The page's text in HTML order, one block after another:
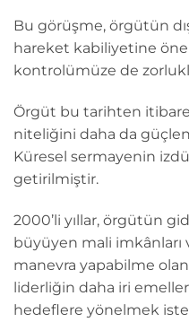
Bu görüşme, örgütün
hareket kabiliyetine
kontrolümüze de
Örgüt bu tarihten
niteliğini daha da
Küresel sermayenin
getirilmiştir.
2000’li yıllar, örgütün
büyüyen mali imkânları
manevra yapabilme
liderliğin daha iri
hedeflere yönelmek